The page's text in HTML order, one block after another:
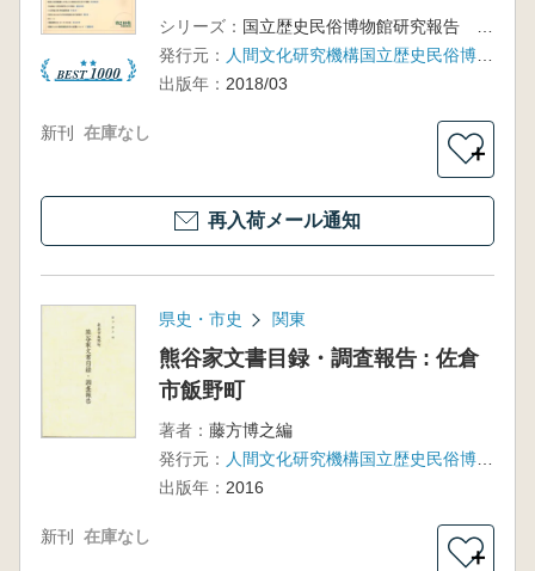
シリーズ：
発行元：
人間文化研究機構国立歴史民俗博物館
出版年： 2018/03
新刊 在庫なし
＋
再入荷メール通知
県史・市史 関東
熊谷家文書目録・調査報告 : 佐倉
市飯野町
著者： 藤方博之編
発行元：
人間文化研究機構国立歴史民俗博物館外来研究員室
出版年： 2016
新刊 在庫なし
＋